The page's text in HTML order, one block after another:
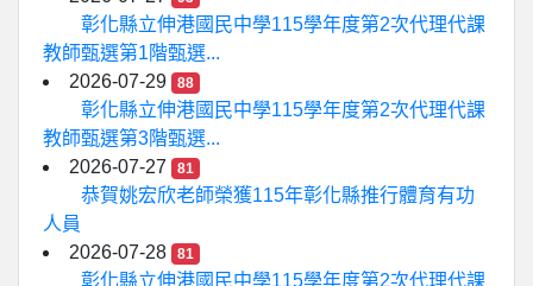
彰化縣立伸港國民中學115學年度第2次代理代課
教師甄選第1階甄選...
2026-07-29
88
彰化縣立伸港國民中學115學年度第2次代理代課
教師甄選第3階甄選...
2026-07-27
81
恭賀姚宏欣老師榮獲115年彰化縣推行體育有功
人員
2026-07-28
81
彰化縣立伸港國民中學115學年度第2次代理代課